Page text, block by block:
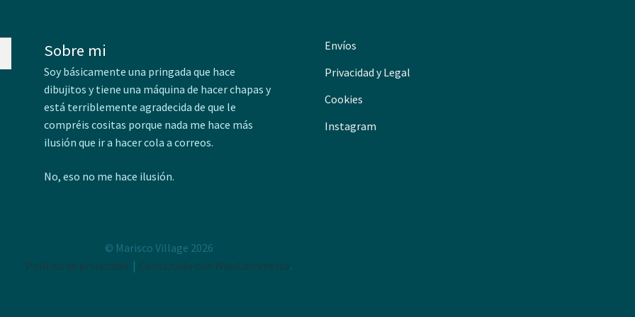
Sobre mi
Soy básicamente una pringada que hace
dibujitos y tiene una máquina de hacer chapas y
está terriblemente agradecida de que le
compréis cositas porque nada me hace más
ilusión que ir a hacer cola a correos.
No, eso no me hace ilusión.
Envíos
Privacidad y Legal
Cookies
Instagram
© Marisco Village 2026
Política de privacidad
Construido con WooCommerce.